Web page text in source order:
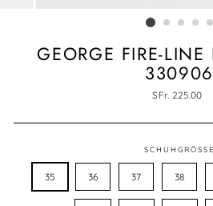
GEORGE FIRE-LINE
330906
Normaler
SFr. 225.00
SCHUHGRÖSSE
35 36 37 38